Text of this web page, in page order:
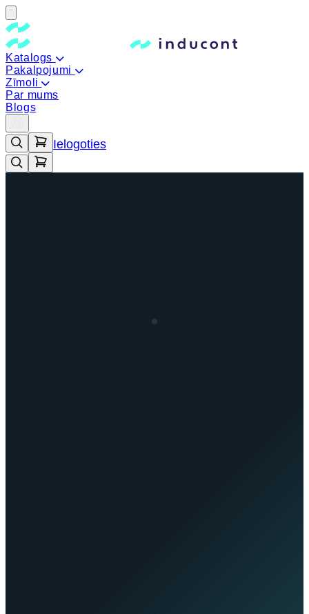
Katalogs
Pakalpojumi
Zīmoli
Par mums
Blogs
Ielogoties